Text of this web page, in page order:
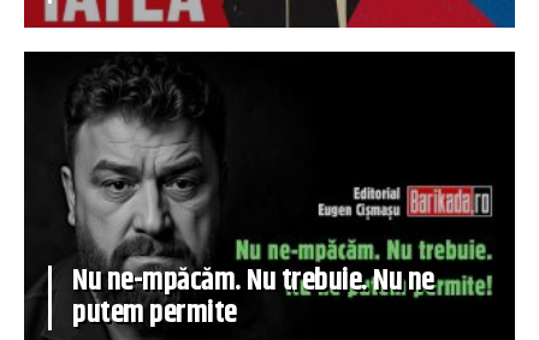
Nu ne-mpăcăm. Nu trebuie. Nu ne
putem permite